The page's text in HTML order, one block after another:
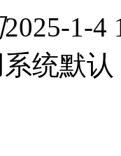
2025-1-4
统默认